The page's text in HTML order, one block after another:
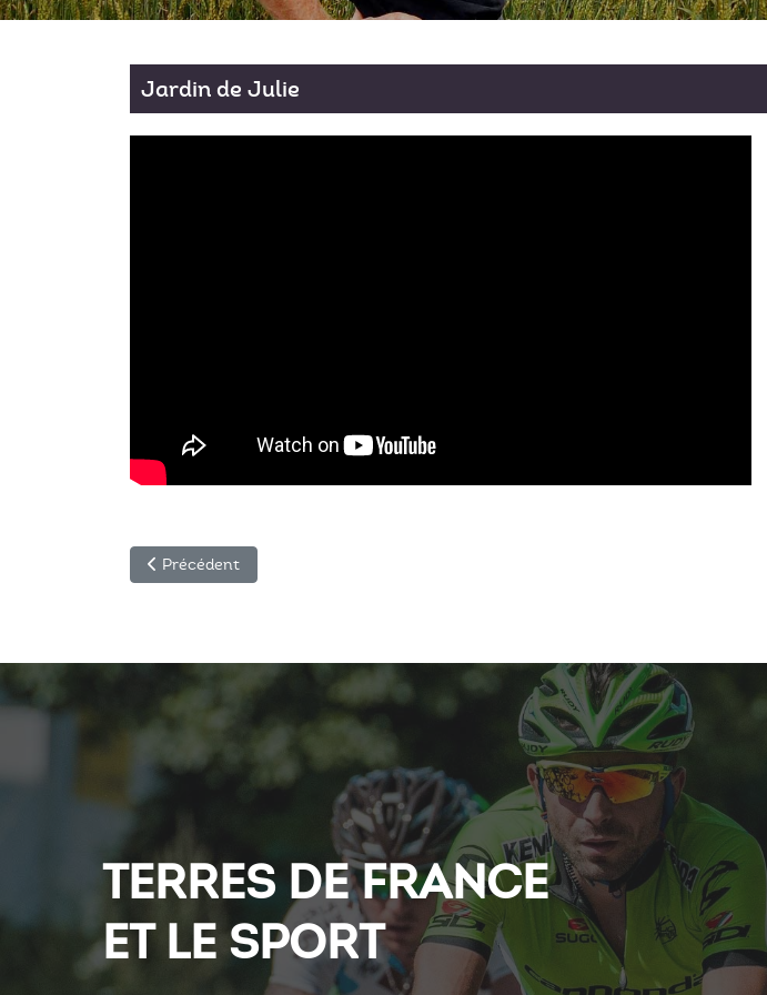
Jardin de Julie
Article précédent : La fromagerie des Aldudes
Précédent
TERRES DE FRANCE
ET LE SPORT